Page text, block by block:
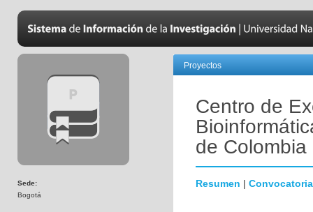
Sede:
Bogotá
Proyectos
Centro de
de Colombia
Resumen | Convocatoria